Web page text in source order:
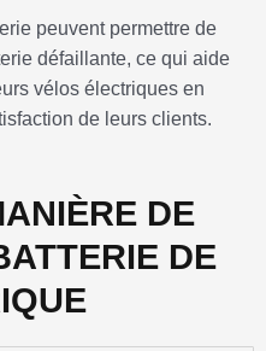
peuvent permettre de
défaillante, ce qui aide
vélos électriques en
de leurs clients.
DE
DE